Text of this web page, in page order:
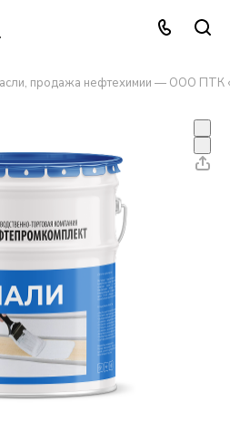
продажа нефтехимии — ООО ПТК